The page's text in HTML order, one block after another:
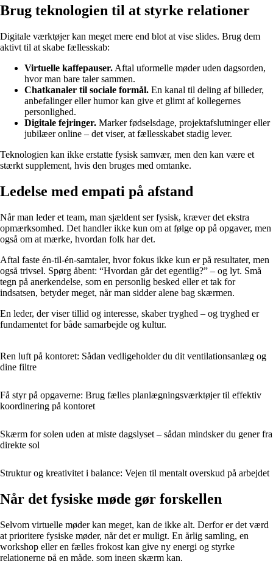
Brug teknologien til at styrke relationer
Digitale værktøjer kan meget mere end blot at vise slides. Brug dem
aktivt til at skabe fællesskab:
Virtuelle kaffepauser. Aftal uformelle møder uden dagsorden,
hvor man bare taler sammen.
Chatkanaler til sociale formål. En kanal til deling af billeder,
anbefalinger eller humor kan give et glimt af kollegernes
personlighed.
Digitale fejringer. Marker fødselsdage, projektafslutninger eller
jubilæer online – det viser, at fællesskabet stadig lever.
Teknologien kan ikke erstatte fysisk samvær, men den kan være et
stærkt supplement, hvis den bruges med omtanke.
Ledelse med empati på afstand
Når man leder et team, man sjældent ser fysisk, kræver det ekstra
opmærksomhed. Det handler ikke kun om at følge op på opgaver, men
også om at mærke, hvordan folk har det.
Aftal faste én-til-én-samtaler, hvor fokus ikke kun er på resultater, men
også trivsel. Spørg åbent: “Hvordan går det egentlig?” – og lyt. Små
tegn på anerkendelse, som en personlig besked eller et tak for
indsatsen, betyder meget, når man sidder alene bag skærmen.
En leder, der viser tillid og interesse, skaber tryghed – og tryghed er
fundamentet for både samarbejde og kultur.
Ren luft på kontoret: Sådan vedligeholder du dit ventilationsanlæg og
dine filtre
Få styr på opgaverne: Brug fælles planlægningsværktøjer til effektiv
koordinering på kontoret
Skærm for solen uden at miste dagslyset – sådan mindsker du gener fra
direkte sol
Struktur og kreativitet i balance: Vejen til mentalt overskud på arbejdet
Når det fysiske møde gør forskellen
Selvom virtuelle møder kan meget, kan de ikke alt. Derfor er det værd
at prioritere fysiske møder, når det er muligt. En årlig samling, en
workshop eller en fælles frokost kan give ny energi og styrke
relationerne på en måde, som ingen skærm kan.